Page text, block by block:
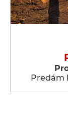
Predám